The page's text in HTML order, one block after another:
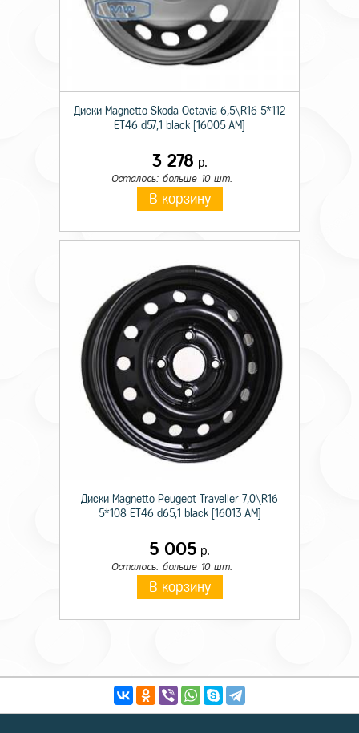
Диски Magnetto Skoda Octavia 6,5\R16 5*112
ET46 d57,1 black [16005 AM]
3 278 р.
Осталось: больше 10 шт.
В корзину
Диски Magnetto Peugeot Traveller 7,0\R16
5*108 ET46 d65,1 black [16013 AM]
5 005 р.
Осталось: больше 10 шт.
В корзину